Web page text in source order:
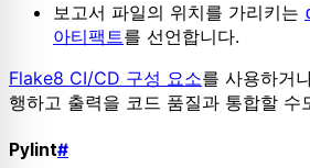
보고서 파일의 위치를 가리키는
아티팩트를 선언합니다.
Flake8 CI/CD 구성 요소를 사용하거
행하고 출력을 코드 품질과 통합할 수
Pylint#